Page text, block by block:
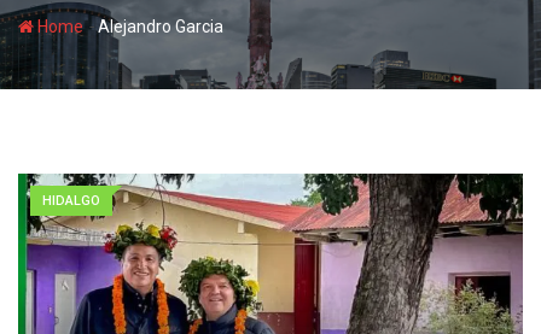
Home-Alejandro Garcia
HIDALGO